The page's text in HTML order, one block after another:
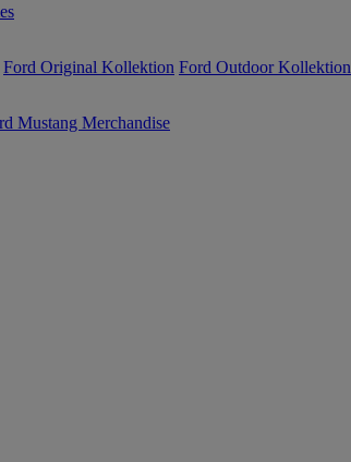
Ford Original Kollektion Ford Outdoor Kollektion
Mustang Merchandise